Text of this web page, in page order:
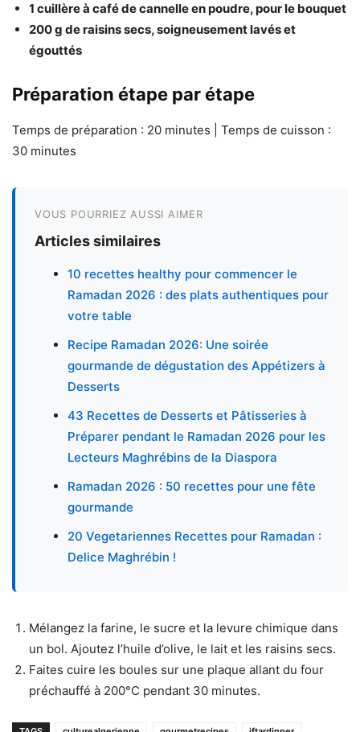
1 cuillère à café de cannelle en poudre, pour le bouquet
200 g de raisins secs, soigneusement lavés et
égouttés
Préparation étape par étape
Temps de préparation : 20 minutes | Temps de cuisson :
30 minutes
VOUS POURRIEZ AUSSI AIMER
Articles similaires
10 recettes healthy pour commencer le
Ramadan 2026 : des plats authentiques pour
votre table
Recipe Ramadan 2026: Une soirée
gourmande de dégustation des Appétizers à
Desserts
43 Recettes de Desserts et Pâtisseries à
Préparer pendant le Ramadan 2026 pour les
Lecteurs Maghrébins de la Diaspora
Ramadan 2026 : 50 recettes pour une fête
gourmande
20 Vegetariennes Recettes pour Ramadan :
Delice Maghrébin !
Mélangez la farine, le sucre et la levure chimique dans
un bol. Ajoutez l’huile d’olive, le lait et les raisins secs.
Faites cuire les boules sur une plaque allant du four
préchauffé à 200°C pendant 30 minutes.